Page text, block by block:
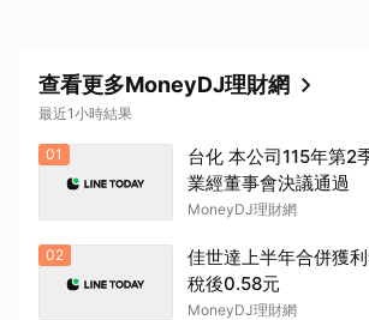
查看更多MoneyDJ理財網
最近1小時結果
01
台化 本公司115年第2
業經董事會決議通過
MoneyDJ理財網
02
佳世達上半年合併獲
稅後0.58元
MoneyDJ理財網